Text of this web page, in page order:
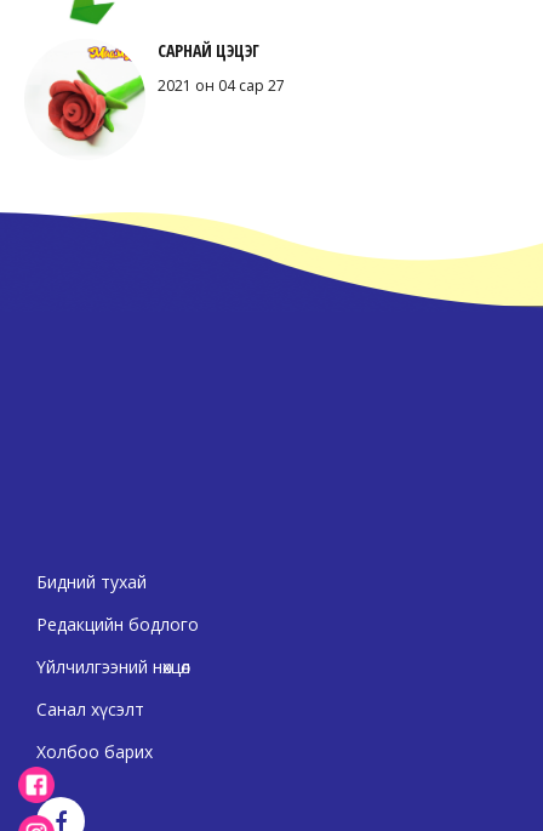
САРНАЙ ЦЭЦЭГ
2021 он 04 сар 27
Бидний тухай
Редакцийн бодлого
Үйлчилгээний нөхцөл
Санал хүсэлт
Холбоо барих